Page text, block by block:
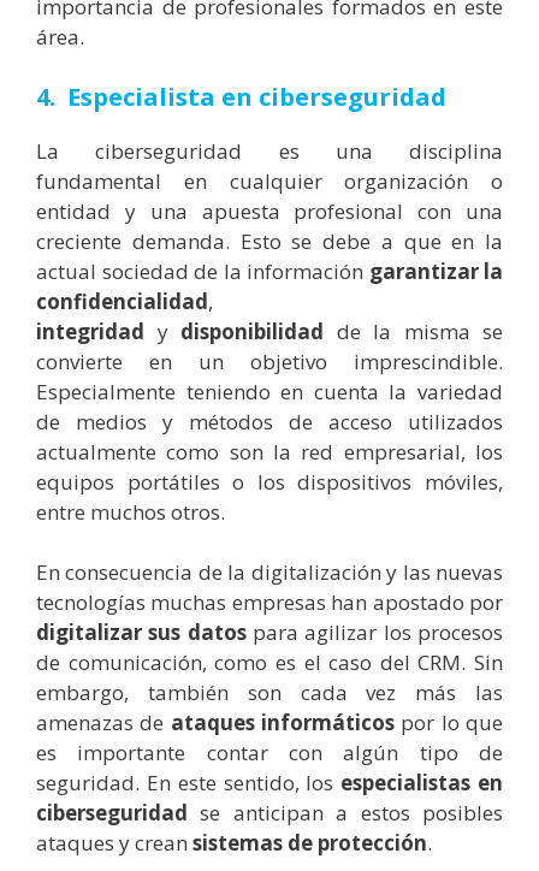
importancia de profesionales formados en este
área.
4. Especialista en ciberseguridad
La ciberseguridad es una disciplina
fundamental en cualquier organización o
entidad y una apuesta profesional con una
creciente demanda. Esto se debe a que en la
actual sociedad de la información garantizar la
confidencialidad,
integridad y disponibilidad de la misma se
convierte en un objetivo imprescindible.
Especialmente teniendo en cuenta la variedad
de medios y métodos de acceso utilizados
actualmente como son la red empresarial, los
equipos portátiles o los dispositivos móviles,
entre muchos otros.
En consecuencia de la digitalización y las nuevas
tecnologías muchas empresas han apostado por
digitalizar sus datos para agilizar los procesos
de comunicación, como es el caso del CRM. Sin
embargo, también son cada vez más las
amenazas de ataques informáticos por lo que
es importante contar con algún tipo de
seguridad. En este sentido, los especialistas en
ciberseguridad se anticipan a estos posibles
ataques y crean sistemas de protección.